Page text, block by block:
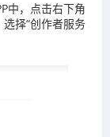
中，点击右下角
选择“创作者服务